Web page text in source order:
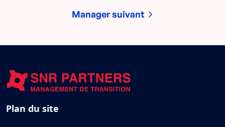
Manager suivant
Plan du site